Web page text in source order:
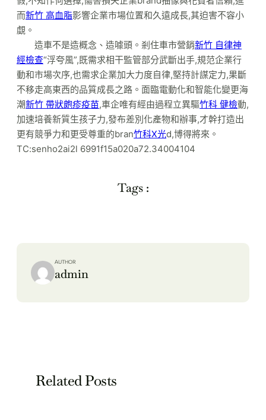
而新竹 高血脂影響企業市場位置和久遠成長,其迫害不容小
覷。
造車不是造概念、造噱頭。剎住車市營銷新竹 自律神
經檢查“浮夸風”,既需求相干監管部分武斷出手,規范企業行
動和市場次序,也需求企業加大力度自律,堅持計謀定力,果斷
不移走高東西的品質成長之路。面臨電動化和智能化變更海
潮新竹 帶狀皰疹疫苗,車企唯有經由過程立異驅竹科 健檢動,
加速培養新質生孩子力,發布差別化產物和辦事,才幹打造出
更有競爭力和更受尊重的bran竹科X光d,博得將來。
TC:senho2ai2l 6991f15a020a72.34004104
Tags :
AUTHOR
admin
Related Posts